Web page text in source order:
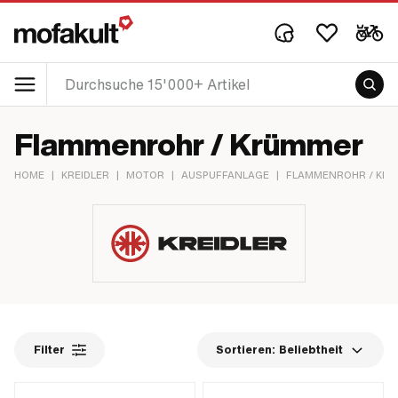
Flammenrohr / Krümmer
HOME | KREIDLER | MOTOR | AUSPUFFANLAGE | FLAMMENROHR /
Filter Sortieren: Beliebtheit